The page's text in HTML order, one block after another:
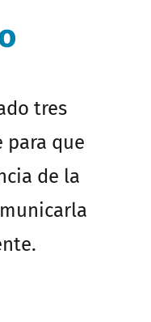
tres
para que
de la